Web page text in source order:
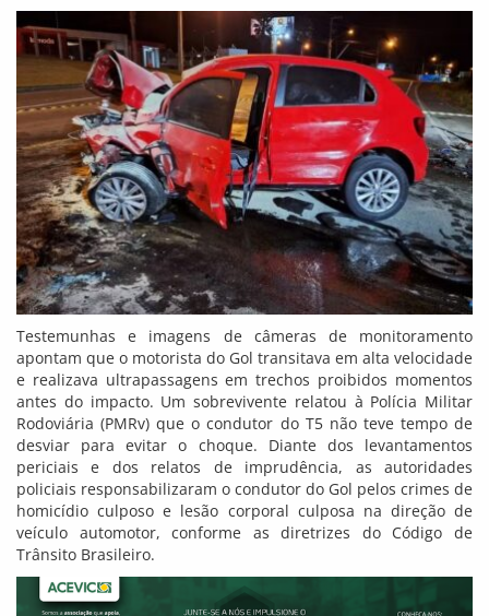
Testemunhas e imagens de câmeras de monitoramento
apontam que o motorista do Gol transitava em alta velocidade
e realizava ultrapassagens em trechos proibidos momentos
antes do impacto. Um sobrevivente relatou à Polícia Militar
Rodoviária (PMRv) que o condutor do T5 não teve tempo de
desviar para evitar o choque. Diante dos levantamentos
periciais e dos relatos de imprudência, as autoridades
policiais responsabilizaram o condutor do Gol pelos crimes de
homicídio culposo e lesão corporal culposa na direção de
veículo automotor, conforme as diretrizes do Código de
Trânsito Brasileiro.